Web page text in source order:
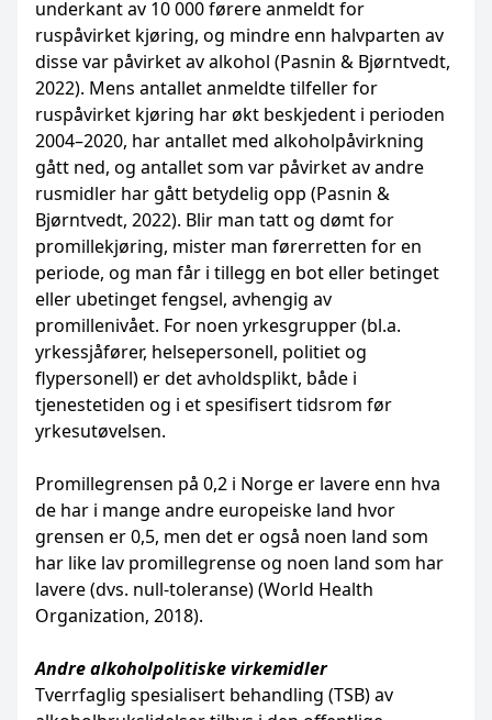
underkant av 10 000 førere anmeldt for
ruspåvirket kjøring, og mindre enn halvparten av
disse var påvirket av alkohol (Pasnin & Bjørntvedt,
2022). Mens antallet anmeldte tilfeller for
ruspåvirket kjøring har økt beskjedent i perioden
2004–2020, har antallet med alkoholpåvirkning
gått ned, og antallet som var påvirket av andre
rusmidler har gått betydelig opp (Pasnin &
Bjørntvedt, 2022). Blir man tatt og dømt for
promillekjøring, mister man førerretten for en
periode, og man får i tillegg en bot eller betinget
eller ubetinget fengsel, avhengig av
promillenivået. For noen yrkesgrupper (bl.a.
yrkessjåfører, helsepersonell, politiet og
flypersonell) er det avholdsplikt, både i
tjenestetiden og i et spesifisert tidsrom før
yrkesutøvelsen.
Promillegrensen på 0,2 i Norge er lavere enn hva
de har i mange andre europeiske land hvor
grensen er 0,5, men det er også noen land som
har like lav promillegrense og noen land som har
lavere (dvs. null-toleranse) (World Health
Organization, 2018).
Andre alkoholpolitiske virkemidler
Tverrfaglig spesialisert behandling (TSB) av